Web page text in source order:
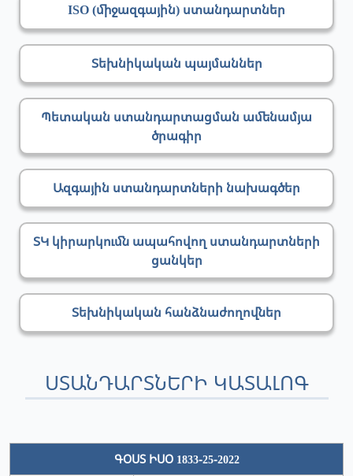
ISO (միջազգային) ստանդարտներ
Տեխնիկական պայմաններ
Պետական ստանդարտացման ամենամյա
ծրագիր
Ազգային ստանդարտների նախագծեր
ՏԿ կիրարկումն ապահովող ստանդարտների
ցանկեր
Տեխնիկական հանձնաժողովներ
ՍՏԱՆԴԱՐՏՆԵՐԻ ԿԱՏԱԼՈԳ
ԳՕՍՏ ԻՍՕ 1833-25-2022